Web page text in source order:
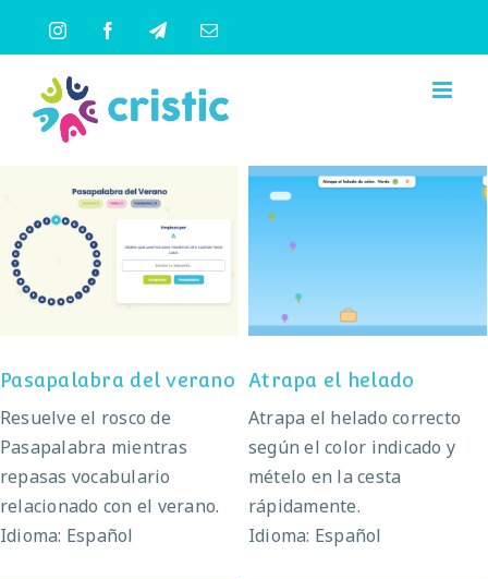
contenido
InstagramFacebookTelegramCorreo
Pasapalabra del
verano
Pasapalabra del verano
Resuelve el rosco de
Pasapalabra mientras
repasas vocabulario
relacionado con el verano.
Idioma: Español
Atrapa el helado
Atrapa el helado
Atrapa el helado correcto
según el color indicado y
mételo en la cesta
rápidamente.
Idioma: Español